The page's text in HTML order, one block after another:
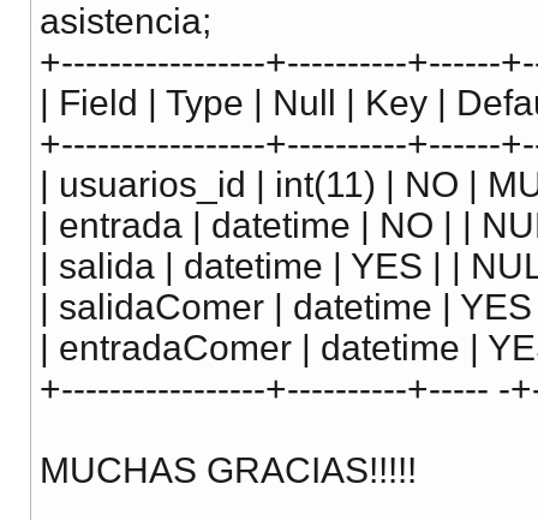
asistencia;
+-----------------+----------+------
| Field | Type | Null | Key |
+-----------------+----------+------
| usuarios_id | int(11) | NO |
| entrada | datetime | NO | |
| salida | datetime | YES | |
| salidaComer | datetime |
| entradaComer | datetime |
+-----------------+----------+----- -
MUCHAS GRACIAS!!!!!